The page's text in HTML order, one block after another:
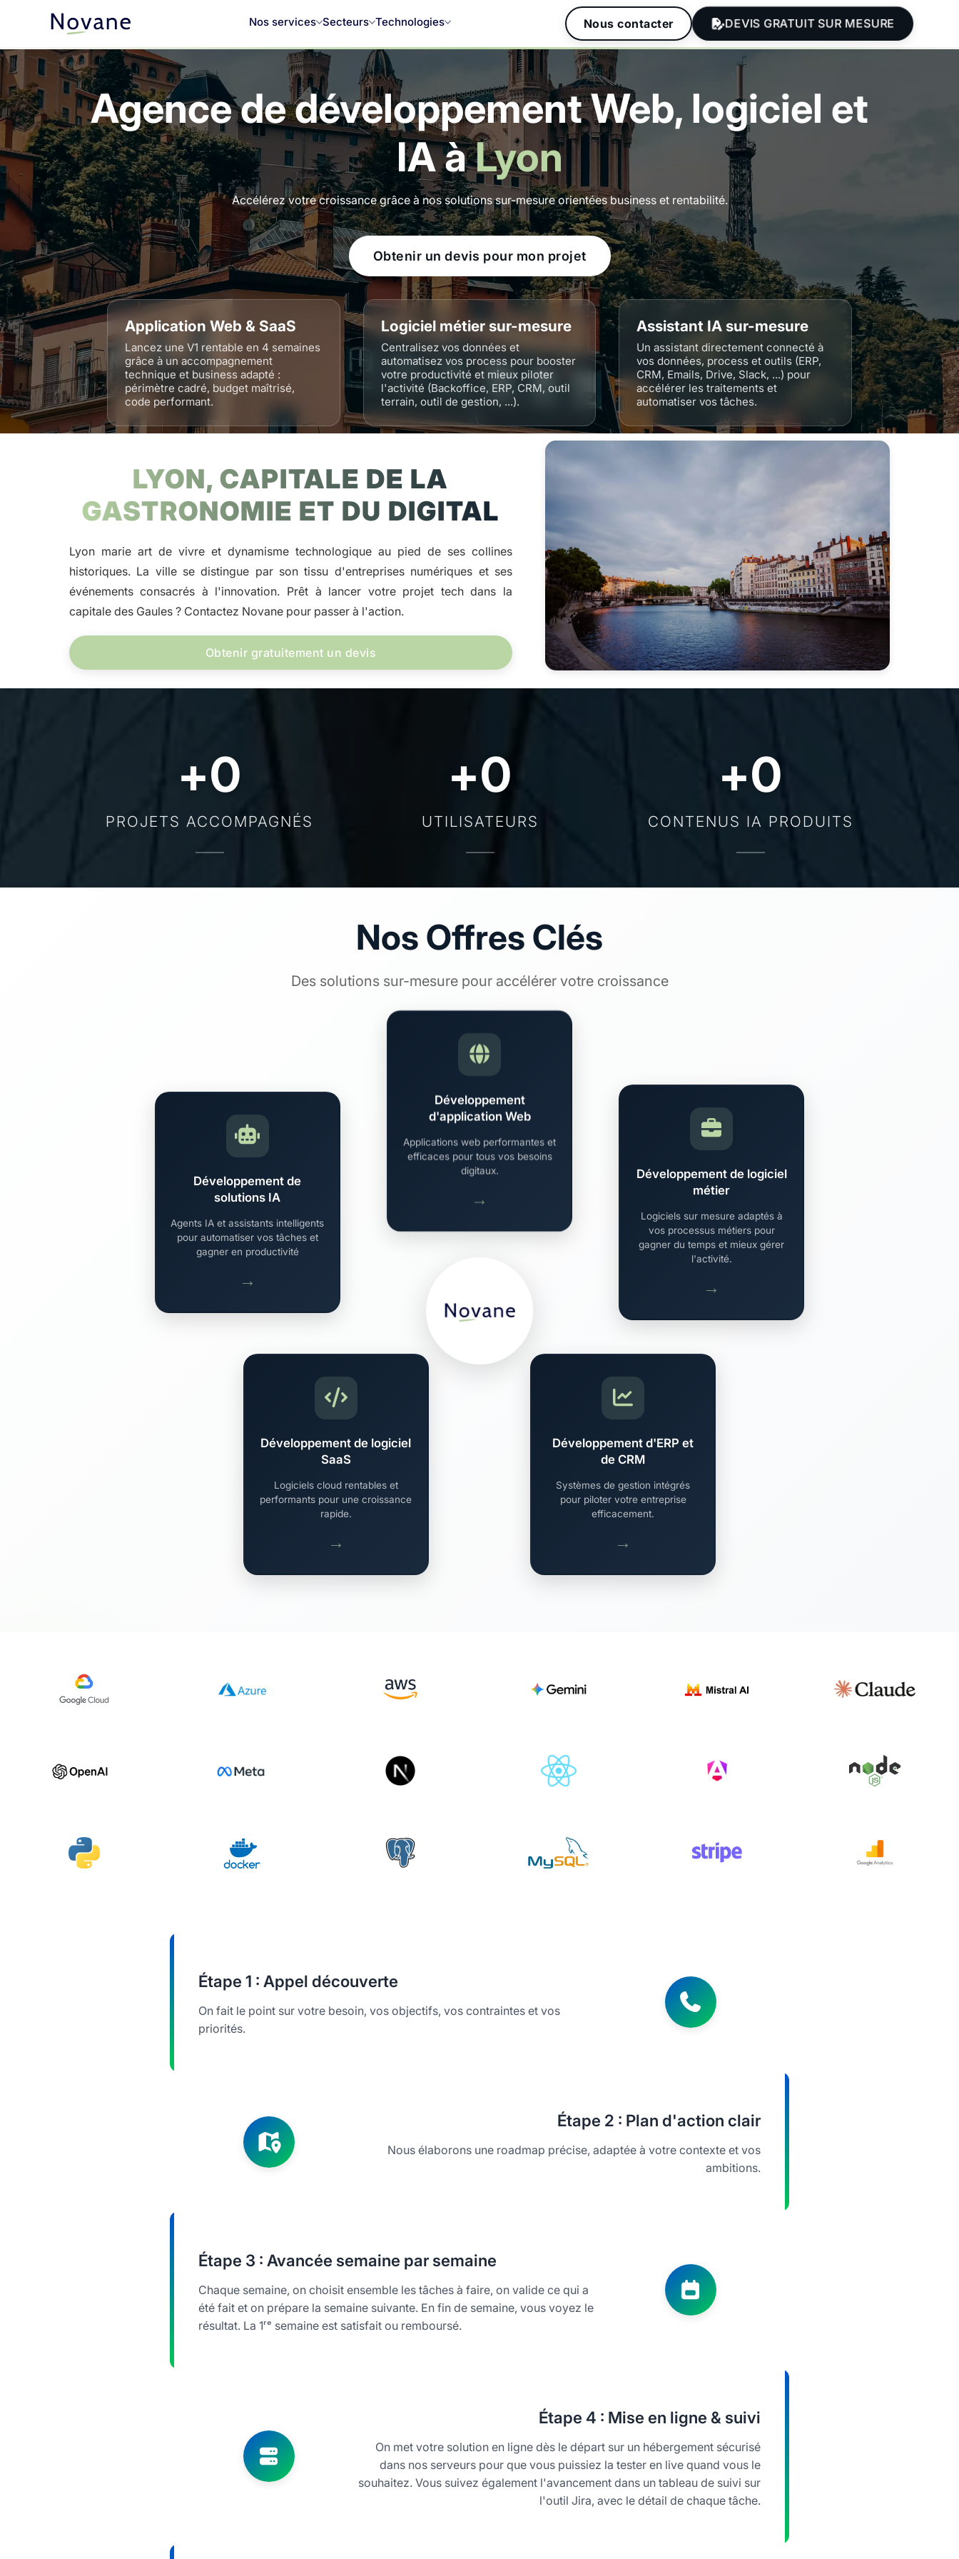
Nos services Secteurs Technologies Nous contacter DEVIS GRATUIT SUR MESURE
Agence de développement Web, logiciel et
IA àLyon
Accélérez votre croissance grâce à nos solutions sur-mesure orientées business et rentabilité.
Obtenir un devis pour mon projet
Application Web & SaaS
Lancez une V1 rentable en 4 semaines
grâce à un accompagnement
technique et business adapté :
périmètre cadré, budget maîtrisé,
code performant.
Logiciel métier sur-mesure
Centralisez vos données et
automatisez vos process pour booster
votre productivité et mieux piloter
l'activité (Backoffice, ERP, CRM, outil
terrain, outil de gestion, ...).
Assistant IA sur-mesure
Un assistant directement connecté à
vos données, process et outils (ERP,
CRM, Emails, Drive, Slack, ...) pour
accélérer les traitements et
automatiser vos tâches.
LYON, CAPITALE DE LA
GASTRONOMIE ET DU DIGITAL
Lyon marie art de vivre et dynamisme technologique au pied de ses collines
historiques. La ville se distingue par son tissu d'entreprises numériques et ses
événements consacrés à l'innovation. Prêt à lancer votre projet tech dans la
capitale des Gaules ? Contactez Novane pour passer à l'action.
Obtenir gratuitement un devis
+0
PROJETS ACCOMPAGNÉS
+0
UTILISATEURS
+0
CONTENUS IA PRODUITS
Nos Offres Clés
Des solutions sur-mesure pour accélérer votre croissance
Développement
d'application Web
Applications web performantes et
efficaces pour tous vos besoins
digitaux.
→
Développement de logiciel
métier
Logiciels sur mesure adaptés à
vos processus métiers pour
gagner du temps et mieux gérer
l'activité.
→
Développement d'ERP et
de CRM
Systèmes de gestion intégrés
pour piloter votre entreprise
efficacement.
→
Développement de logiciel
SaaS
Logiciels cloud rentables et
performants pour une croissance
rapide.
→
Développement de
solutions IA
Agents IA et assistants intelligents
pour automatiser vos tâches et
gagner en productivité
→
Étape 1 : Appel découverte
On fait le point sur votre besoin, vos objectifs, vos contraintes et vos
priorités.
Étape 2 : Plan d'action clair
Nous élaborons une roadmap précise, adaptée à votre contexte et vos
ambitions.
Étape 3 : Avancée semaine par semaine
Chaque semaine, on choisit ensemble les tâches à faire, on valide ce qui a
été fait et on prépare la semaine suivante. En fin de semaine, vous voyez le
résultat. La 1ʳᵉ semaine est satisfait ou remboursé.
Étape 4 : Mise en ligne & suivi
On met votre solution en ligne dès le départ sur un hébergement sécurisé
dans nos serveurs pour que vous puissiez la tester en live quand vous le
souhaitez. Vous suivez également l'avancement dans un tableau de suivi sur
l'outil Jira, avec le détail de chaque tâche.